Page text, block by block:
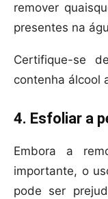
remover
presentes na
Certifique-se
contenha álcool
4. Esfoliar a
Embora a
importante, o
pode ser